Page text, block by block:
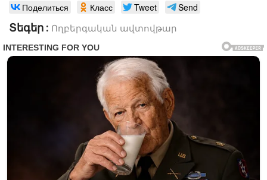
Поделиться Класс Tweet Send
Տեգեր : Ողբերգական ավտովթար